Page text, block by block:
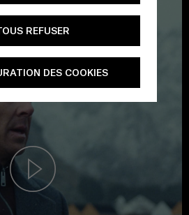
REFUSER
DES COOKIES